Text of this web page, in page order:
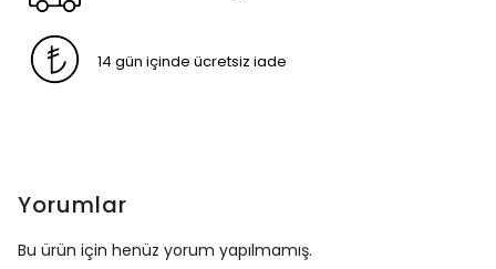
14 gün içinde ücretsiz iade
Yorumlar
Bu ürün için henüz yorum yapılmamış.